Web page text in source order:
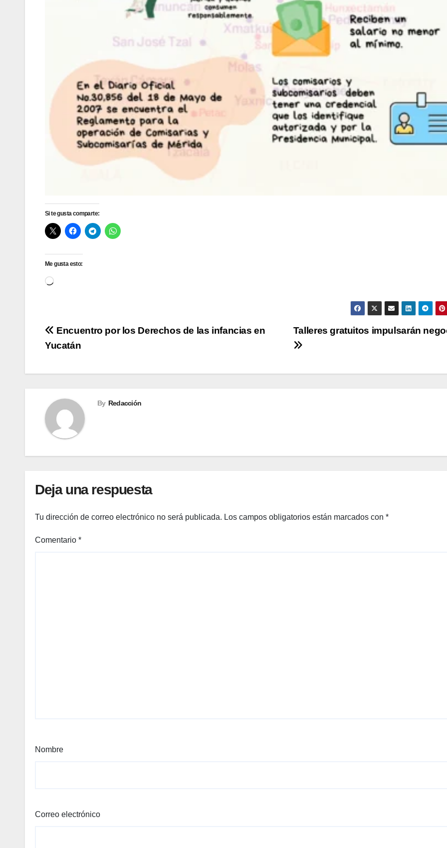
Si te gusta comparte:
Me gusta esto:
Cargando...
Navegación
de
entradas
Talleres gratuitos impulsarán
Encuentro por los Derechos de las infancias en
Yucatán
By Redacción
Deja una respuesta
Tu dirección de correo electrónico no será publicada. Los campos obligatorios están marcados con *
Comentario *
Nombre
Correo electrónico